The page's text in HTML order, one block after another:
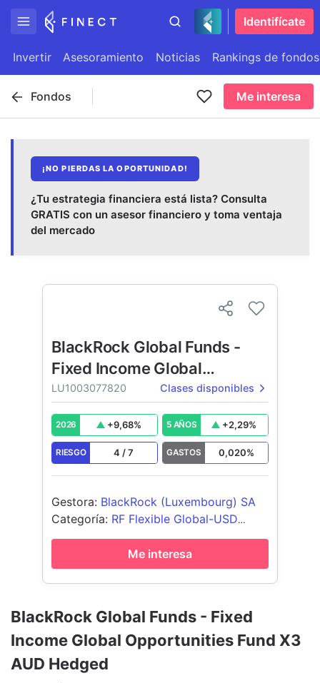
Identifícate
Invertir Asesoramiento Noticias Rankings de fondos
Fondos Me interesa
¡NO PIERDAS LA OPORTUNIDAD!
¿Tu estrategia financiera está lista? Consulta
GRATIS con un asesor financiero y toma ventaja
del mercado
BlackRock Global Funds - Fixed
Income Global Opportunities Fund X3
AUD Hedged
BlackRock Global Funds -
Fixed Income Global
Opportunities Fund
LU1003077820 Clases disponibles
2026 +9,68% 5 AÑOS +2,29%
RIESGO 4 /7 GASTOS 0,020%
Gestora: BlackRock (Luxembourg) SA
Categoría: RF Flexible Global-USD
Cubierto
Me interesa